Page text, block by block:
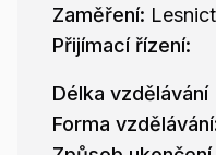
Zaměření:
Přijímací řízení:
Délka vzdělávání
Forma